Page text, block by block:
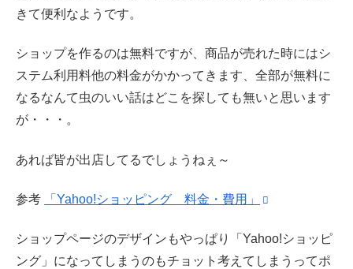
きて便利なようです。
ショップを作るのは無料ですが、商品が売れた時にはシ
ステム利用料他の料金がかかってきます、全部が無料に
なるなんて虫のいい話はどこを探しても無いと思います
が・・・。
あれば皆が出店してるでしょうねぇ～
参考 「Yahoo!ショッピング 料金・費用」
ショップページのデザインもやっぱり「Yahoo!ショッピ
ング」になってしまうのもチョット考えてしまうってポ